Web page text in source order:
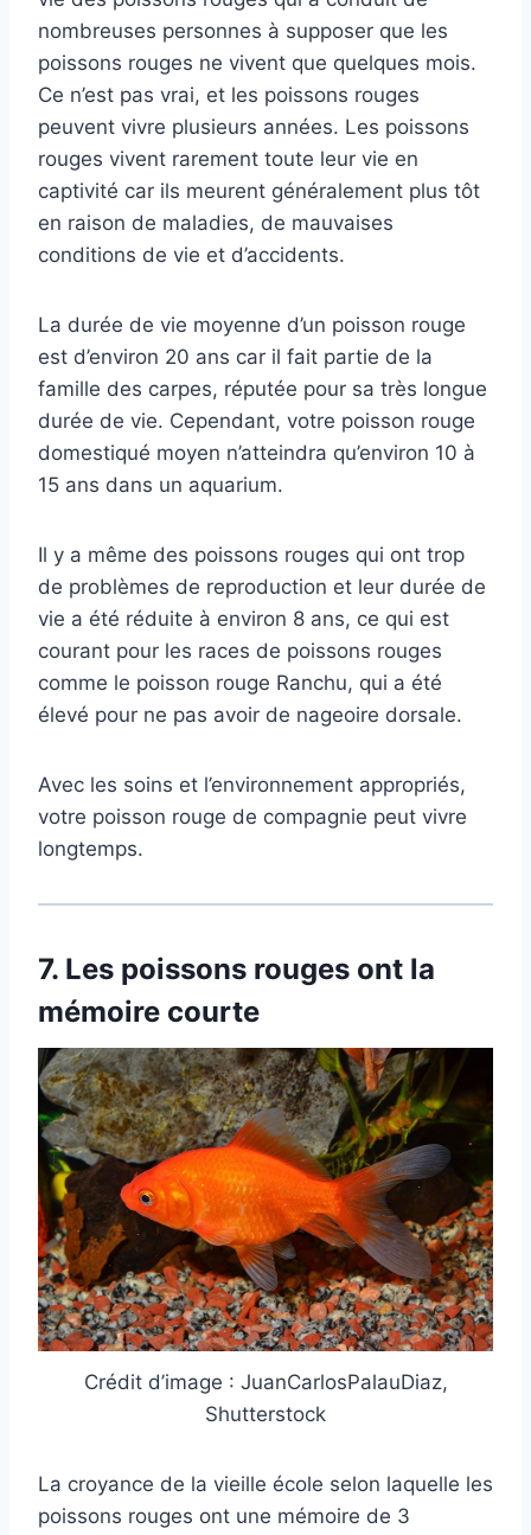
nombreuses personnes à supposer que les
poissons rouges ne vivent que quelques mois.
Ce n’est pas vrai, et les poissons rouges
peuvent vivre plusieurs années. Les poissons
rouges vivent rarement toute leur vie en
captivité car ils meurent généralement plus tôt
en raison de maladies, de mauvaises
conditions de vie et d’accidents.
La durée de vie moyenne d’un poisson rouge
est d’environ 20 ans car il fait partie de la
famille des carpes, réputée pour sa très longue
durée de vie. Cependant, votre poisson rouge
domestiqué moyen n’atteindra qu’environ 10 à
15 ans dans un aquarium.
Il y a même des poissons rouges qui ont trop
de problèmes de reproduction et leur durée de
vie a été réduite à environ 8 ans, ce qui est
courant pour les races de poissons rouges
comme le poisson rouge Ranchu, qui a été
élevé pour ne pas avoir de nageoire dorsale.
Avec les soins et l’environnement appropriés,
votre poisson rouge de compagnie peut vivre
longtemps.
7. Les poissons rouges ont la
mémoire courte
Crédit d’image : JuanCarlosPalauDiaz,
Shutterstock
La croyance de la vieille école selon laquelle les
poissons rouges ont une mémoire de 3